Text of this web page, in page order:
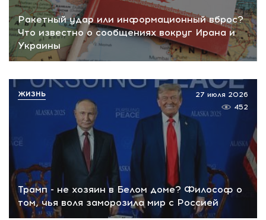
Ракетный удар или информационный вброс?
Что известно о сообщениях вокруг Ирана и
Украины
Трамп - не хозяин в Белом доме? Философ о
том, чья воля заморозила мир с Россией
27 июля 2026
452
ЖИЗНЬ